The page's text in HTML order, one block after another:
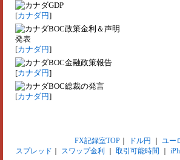
GDP
[カナダ円]
BOC政策金利＆声明
発表
[カナダ円]
BOC金融政策報告
[カナダ円]
BOC総裁の発言
[カナダ円]
FX記録室TOP｜ ドル円 ユー
スプレッド
スワップ金利 取引可能時間